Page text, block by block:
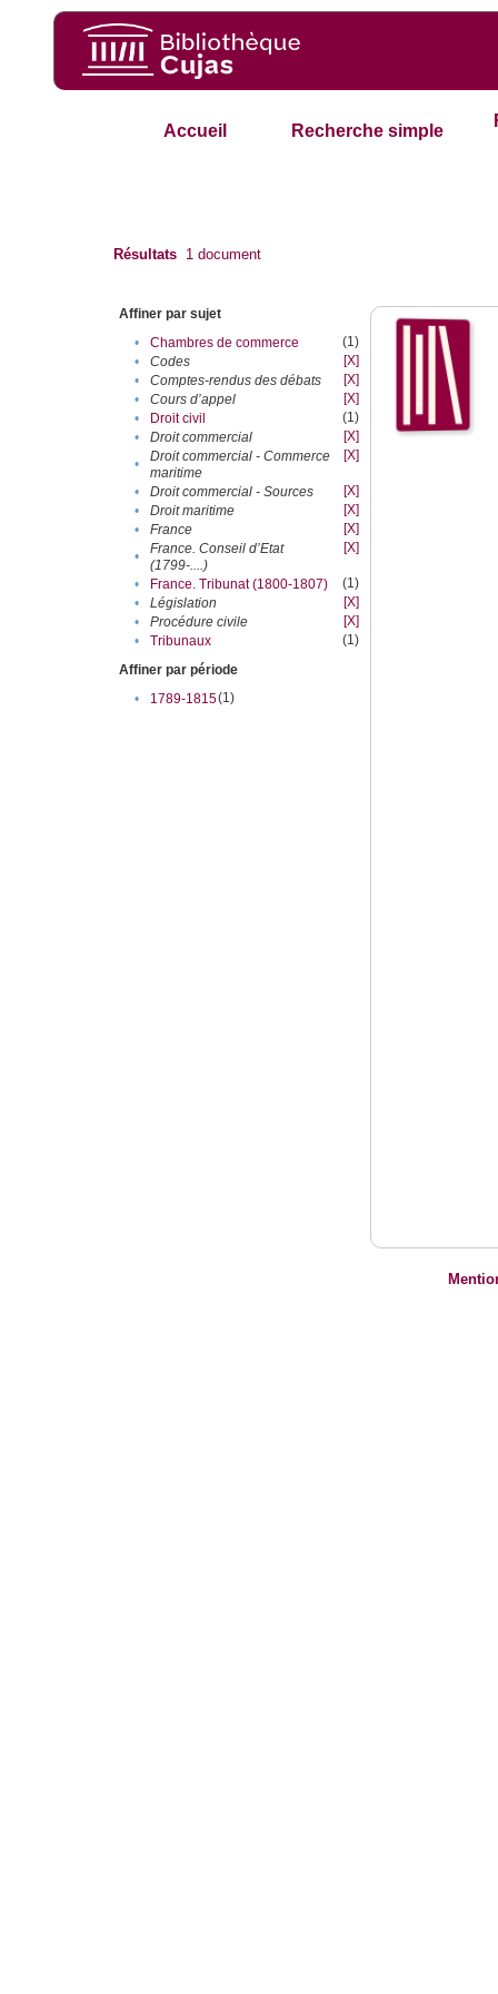
Accueil Recherche simple
Résultats 1 document
Affiner par sujet
•
Chambres de commerce
(1)
•
Codes
[X]
•
Comptes-rendus des débats
[X]
•
Cours d’appel
[X]
•
Droit civil
(1)
•
Droit commercial
[X]
•
Droit commercial - Commerce
maritime
[X]
• Droit commercial - Sources
[X]
•
Droit maritime
[X]
•
France
[X]
•
France. Conseil d’Etat
(1799-....)
[X]
• France. Tribunat (1800-1807)
(1)
•
Législation
[X]
•
Procédure civile
[X]
•
Tribunaux
(1)
Affiner par période
•
1789-1815(1)